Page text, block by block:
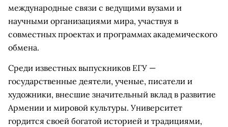
международные связи с ведущими вузами и
научными организациями мира, участвуя в
совместных проектах и программах академического
обмена.
Среди известных выпускников ЕГУ —
государственные деятели, ученые, писатели и
художники, внесшие значительный вклад в развитие
Армении и мировой культуры. Университет
гордится своей богатой историей и традициями,